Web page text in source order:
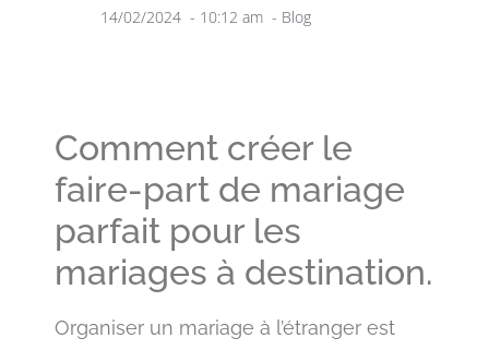
14/02/2024 - 10:12 am - Blog
Comment créer le
faire-part de mariage
parfait pour les
mariages à destination.
Organiser un mariage à l’étranger est